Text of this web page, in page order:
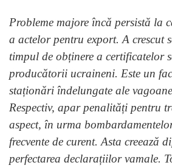
Probleme majore încă persistă la
a actelor pentru export. A crescut
timpul de obținere a certificatelor
producătorii ucraineni. Este un
staționări îndelungate ale
Respectiv, apar penalități pentru
aspect, în urma
frecvente de curent. Asta creează
perfectarea declarațiilor vamale.